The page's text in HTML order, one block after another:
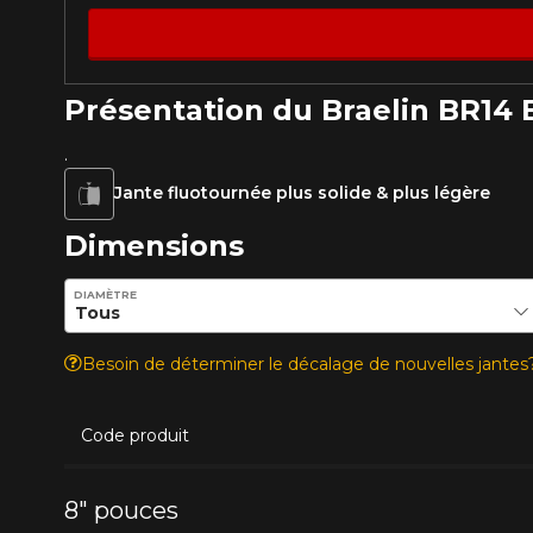
Présentation du Braelin BR14
.
Jante fluotournée plus solide & plus légère
Dimensions
Entrez les dimensions souhaitées pour vérifier la
DIAMÈTRE
Besoin de déterminer le décalage de nouvelles
Code produit
8" pouces
VOICI LES DIMENSIONS POUR
présentement.
service à la